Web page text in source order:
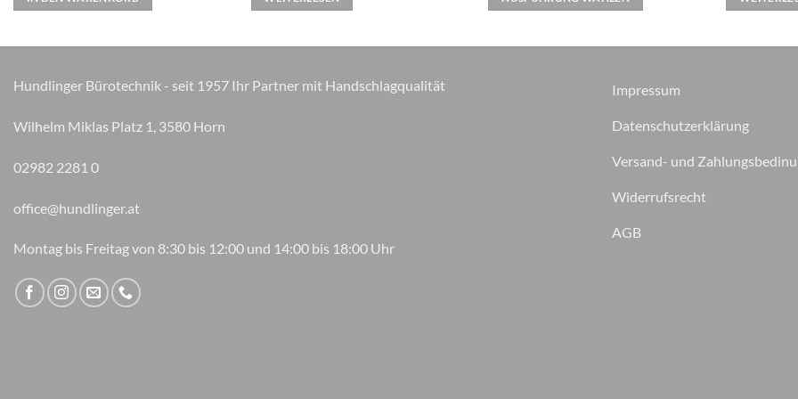
Varianten
Hundlinger Bürotechnik - seit 1957 Ihr Partner mit Handschlagqualität
Wilhelm Miklas Platz 1, 3580 Horn
02982 2281 0
office@hundlinger.at
Montag bis Freitag von 8:30 bis 12:00 und 14:00 bis 18:00 Uhr
Impressum
Datenschutzerklärung
Versand- und
Widerrufsrecht
AGB